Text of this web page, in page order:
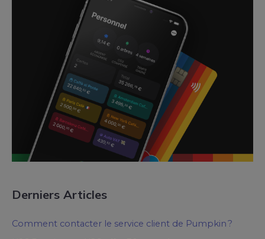
Derniers Articles
Comment contacter le service client de Pumpkin ?